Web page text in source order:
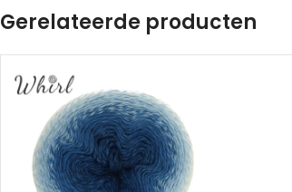
Gerelateerde producten